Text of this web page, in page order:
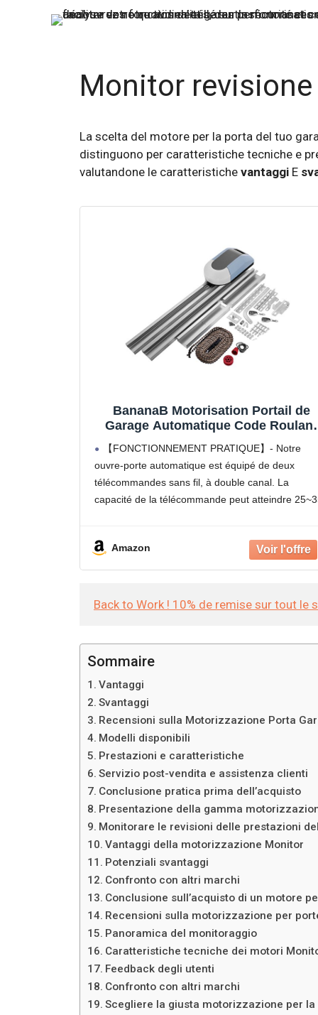
Monitor
La scelta del motore per la porta del tuo
distinguono per caratteristiche tecniche e
valutandone le caratteristiche vantaggi E
BananaB Motorisation Portail de
Garage Automatique Code Roulant
800 N Complet pour Porte
154W max Portail Électrique a
avec Code Roulant, Portes
Sectionnelles et Portes
【FONCTIONNEMENT PRATIQUE】- Notre
ouvre-porte automatique est équipé de deux
télécommandes sans fil, à double canal. La
capacité de la télécommande peut atteindre
l'ouvre-porte produit moins de 60
Amazon
Back to Work ! 10% de remise sur tout le
Sommaire
Vantaggi
Svantaggi
Recensioni sulla Motorizzazione Porta
Modelli disponibili
Prestazioni e caratteristiche
Servizio post-vendita e assistenza clienti
Conclusione pratica prima dell’acquisto
Presentazione della gamma
Monitorare le revisioni delle prestazioni
Vantaggi della motorizzazione Monitor
Potenziali svantaggi
Confronto con altri marchi
Conclusione sull’acquisto di un motore
Recensioni sulla motorizzazione per
Panoramica del monitoraggio
Caratteristiche tecniche dei motori
Feedback degli utenti
Confronto con altri marchi
Scegliere la giusta motorizzazione per